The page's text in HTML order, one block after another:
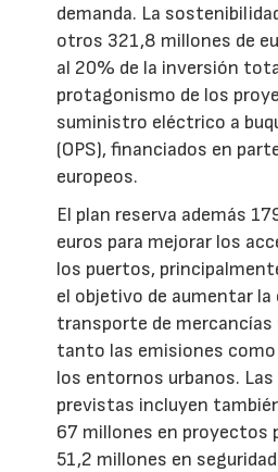
demanda. La
otros 321,8 millones de
al 20% de la inversión
protagonismo de los
suministro eléctrico a
(OPS), financiados en
europeos.
El plan reserva además
euros para mejorar los
los puertos,
el objetivo de aumentar la
transporte de
tanto las emisiones
los entornos urbanos.
previstas incluyen
67 millones en proyectos
51,2 millones en